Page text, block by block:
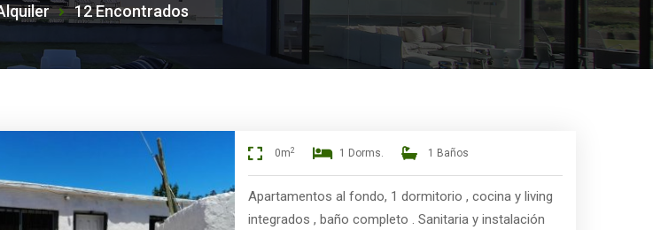
12 Encontrados
0m2 1 Dorms. 1 Baños
Apartamentos al fondo, 1 dormitorio , cocina y living
integrados , baño completo . Sanitaria y instalación